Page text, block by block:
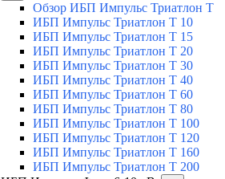
Обзор ИБП Импульс Триатлон Т
ИБП Импульс Триатлон Т 10
ИБП Импульс Триатлон Т 15
ИБП Импульс Триатлон Т 20
ИБП Импульс Триатлон Т 30
ИБП Импульс Триатлон Т 40
ИБП Импульс Триатлон Т 60
ИБП Импульс Триатлон Т 80
ИБП Импульс Триатлон Т 100
ИБП Импульс Триатлон Т 120
ИБП Импульс Триатлон Т 160
ИБП Импульс Триатлон Т 200